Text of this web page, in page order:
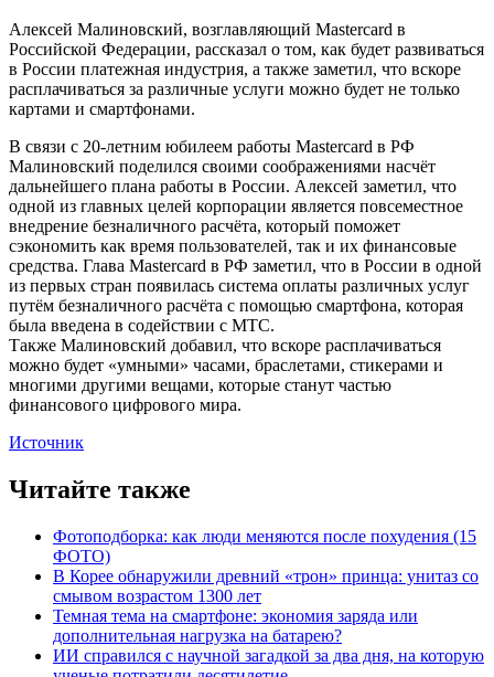
Алексей Малиновский, возглавляющий Mastercard в
Российской Федерации, рассказал о том, как будет развиваться
в России платежная индустрия, а также заметил, что вскоре
расплачиваться за различные услуги можно будет не только
картами и смартфонами.
В связи с 20-летним юбилеем работы Mastercard в РФ
Малиновский поделился своими соображениями насчёт
дальнейшего плана работы в России. Алексей заметил, что
одной из главных целей корпорации является повсеместное
внедрение безналичного расчёта, который поможет
сэкономить как время пользователей, так и их финансовые
средства. Глава Mastercard в РФ заметил, что в России в одной
из первых стран появилась система оплаты различных услуг
путём безналичного расчёта с помощью смартфона, которая
была введена в содействии с МТС.
Также Малиновский добавил, что вскоре расплачиваться
можно будет «умными» часами, браслетами, стикерами и
многими другими вещами, которые станут частью
финансового цифрового мира.
Источник
Читайте также
Фотоподборка: как люди меняются после похудения (15
ФОТО)
В Корее обнаружили древний «трон» принца: унитаз со
смывом возрастом 1300 лет
Темная тема на смартфоне: экономия заряда или
дополнительная нагрузка на батарею?
ИИ справился с научной загадкой за два дня, на которую